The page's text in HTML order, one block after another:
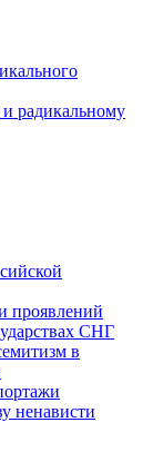
радикальному
проявлений
СНГ
в
ненависти